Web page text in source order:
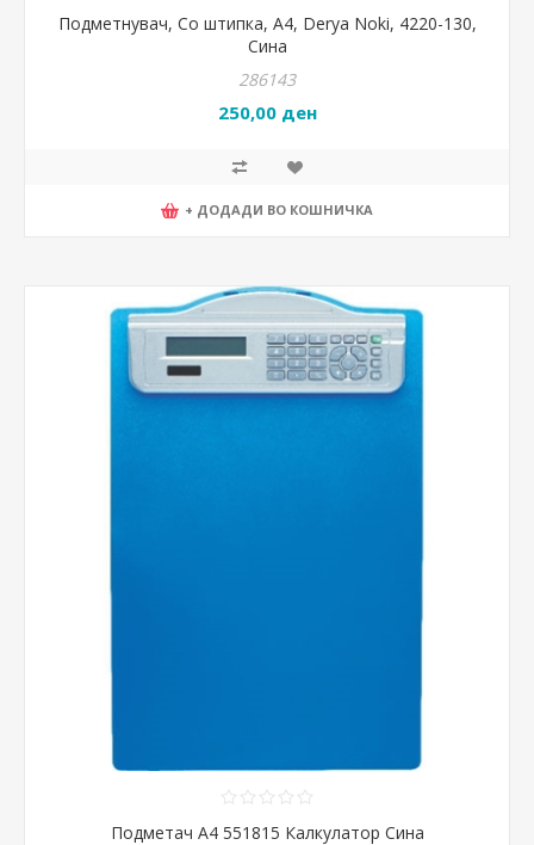
Подметнувач, Со штипка, А4, Derya Noki, 4220-130,
Сина
286143
250,00 ден
+ ДОДАДИ ВО КОШНИЧКА
Подметач А4 551815 Калкулатор Сина